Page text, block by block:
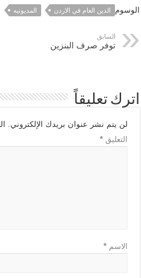
الوسوم الدين العام في الاردن المديونيه
السابق
توفر صرف البنزين
اترك تعليقاً
لن يتم نشر عنوان بريدك الإلكتروني.
التعليق*
الاسم*